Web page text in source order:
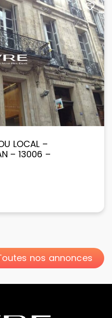
LOCAL –
– 13006 –
nos annonces